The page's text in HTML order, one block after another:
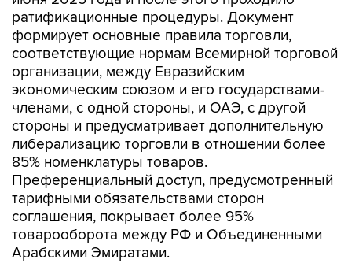
ратификационные процедуры. Документ
формирует основные правила торговли,
соответствующие нормам Всемирной торговой
организации, между Евразийским
экономическим союзом и его государствами-
членами, с одной стороны, и ОАЭ, с другой
стороны и предусматривает дополнительную
либерализацию торговли в отношении более
85% номенклатуры товаров.
Преференциальный доступ, предусмотренный
тарифными обязательствами сторон
соглашения, покрывает более 95%
товарооборота между РФ и Объединенными
Арабскими Эмиратами.